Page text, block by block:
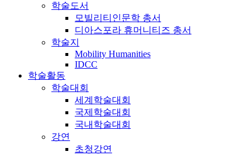
학술도서
모빌리티인문학 총서
디아스포라 휴머니티즈 총서
학술지
Mobility Humanities
IDCC
학술활동
학술대회
세계학술대회
국제학술대회
국내학술대회
강연
초청강연